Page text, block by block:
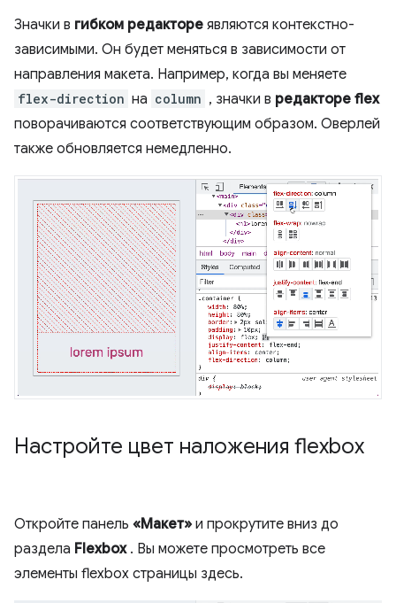
Значки в гибком редакторе являются контекстно-
зависимыми. Он будет меняться в зависимости от
направления макета. Например, когда вы меняете
flex-direction на column , значки в редакторе flex
поворачиваются соответствующим образом. Оверлей
также обновляется немедленно.
Настройте цвет наложения flexbox
Откройте панель «Макет» и прокрутите вниз до
раздела Flexbox. Вы можете просмотреть все
элементы flexbox страницы здесь.